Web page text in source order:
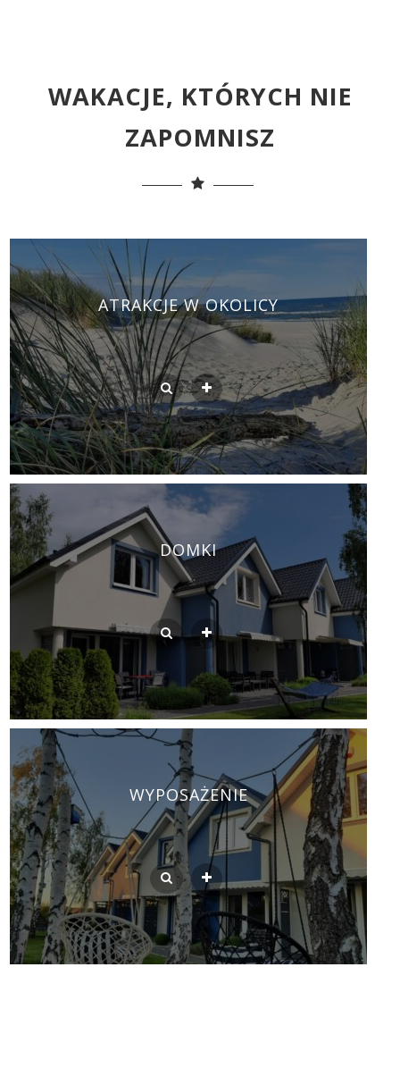
WAKACJE, KTÓRYCH NIE
ZAPOMNISZ
ATRAKCJE W OKOLICY
DOMKI
WYPOSAŻENIE